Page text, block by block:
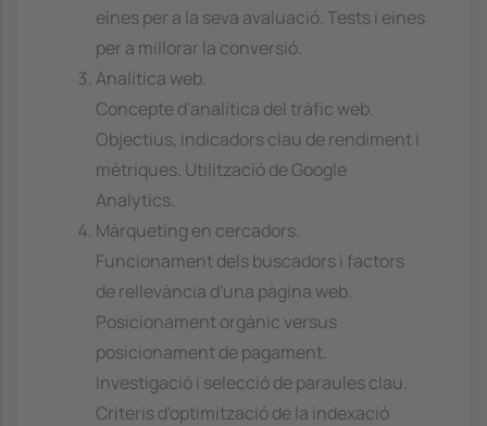
eines per a la seva avaluació. Tests i eines
per a millorar la conversió.
Analítica web.
Concepte d'analítica del tràfic web.
Objectius, indicadors clau de rendiment i
mètriques. Utilització de Google
Analytics.
Màrqueting en cercadors.
Funcionament dels buscadors i factors
de rellevància d'una pàgina web.
Posicionament orgànic versus
posicionament de pagament.
Investigació i selecció de paraules clau.
Criteris d'optimització de la indexació